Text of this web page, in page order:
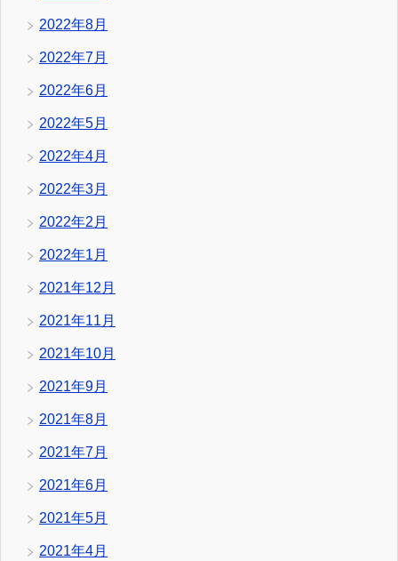
2022年8月
2022年7月
2022年6月
2022年5月
2022年4月
2022年3月
2022年2月
2022年1月
2021年12月
2021年11月
2021年10月
2021年9月
2021年8月
2021年7月
2021年6月
2021年5月
2021年4月